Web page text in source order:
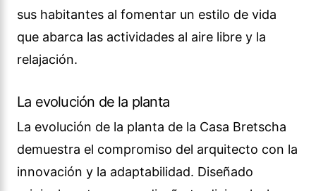
sus habitantes al fomentar un estilo de vida
que abarca las actividades al aire libre y la
relajación.
La evolución de la planta
La evolución de la planta de la Casa Bretscha
demuestra el compromiso del arquitecto con la
innovación y la adaptabilidad. Diseñado